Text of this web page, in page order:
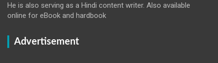
He is also serving as a Hindi content writer. Also available
online for eBook and hardbook
Advertisement